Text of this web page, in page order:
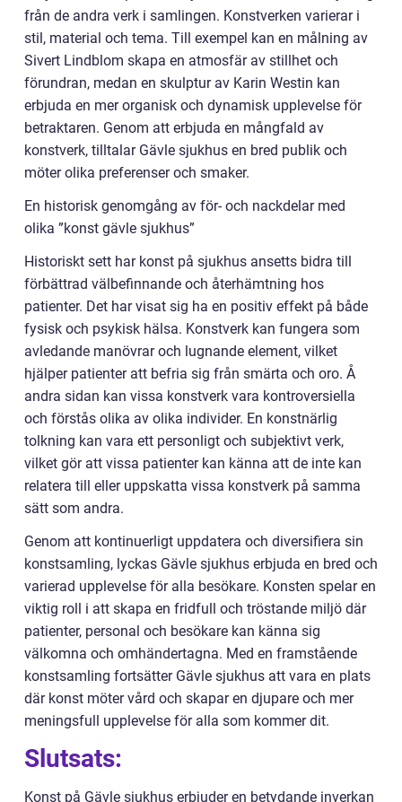
från de andra verk i samlingen. Konstverken varierar i
stil, material och tema. Till exempel kan en målning av
Sivert Lindblom skapa en atmosfär av stillhet och
förundran, medan en skulptur av Karin Westin kan
erbjuda en mer organisk och dynamisk upplevelse för
betraktaren. Genom att erbjuda en mångfald av
konstverk, tilltalar Gävle sjukhus en bred publik och
möter olika preferenser och smaker.
En historisk genomgång av för- och nackdelar med
olika ”konst gävle sjukhus”
Historiskt sett har konst på sjukhus ansetts bidra till
förbättrad välbefinnande och återhämtning hos
patienter. Det har visat sig ha en positiv effekt på både
fysisk och psykisk hälsa. Konstverk kan fungera som
avledande manövrar och lugnande element, vilket
hjälper patienter att befria sig från smärta och oro. Å
andra sidan kan vissa konstverk vara kontroversiella
och förstås olika av olika individer. En konstnärlig
tolkning kan vara ett personligt och subjektivt verk,
vilket gör att vissa patienter kan känna att de inte kan
relatera till eller uppskatta vissa konstverk på samma
sätt som andra.
Genom att kontinuerligt uppdatera och diversifiera sin
konstsamling, lyckas Gävle sjukhus erbjuda en bred och
varierad upplevelse för alla besökare. Konsten spelar en
viktig roll i att skapa en fridfull och tröstande miljö där
patienter, personal och besökare kan känna sig
välkomna och omhändertagna. Med en framstående
konstsamling fortsätter Gävle sjukhus att vara en plats
där konst möter vård och skapar en djupare och mer
meningsfull upplevelse för alla som kommer dit.
Slutsats:
Konst på Gävle sjukhus erbjuder en betydande inverkan